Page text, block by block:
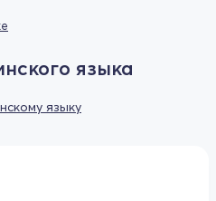
языка
языку